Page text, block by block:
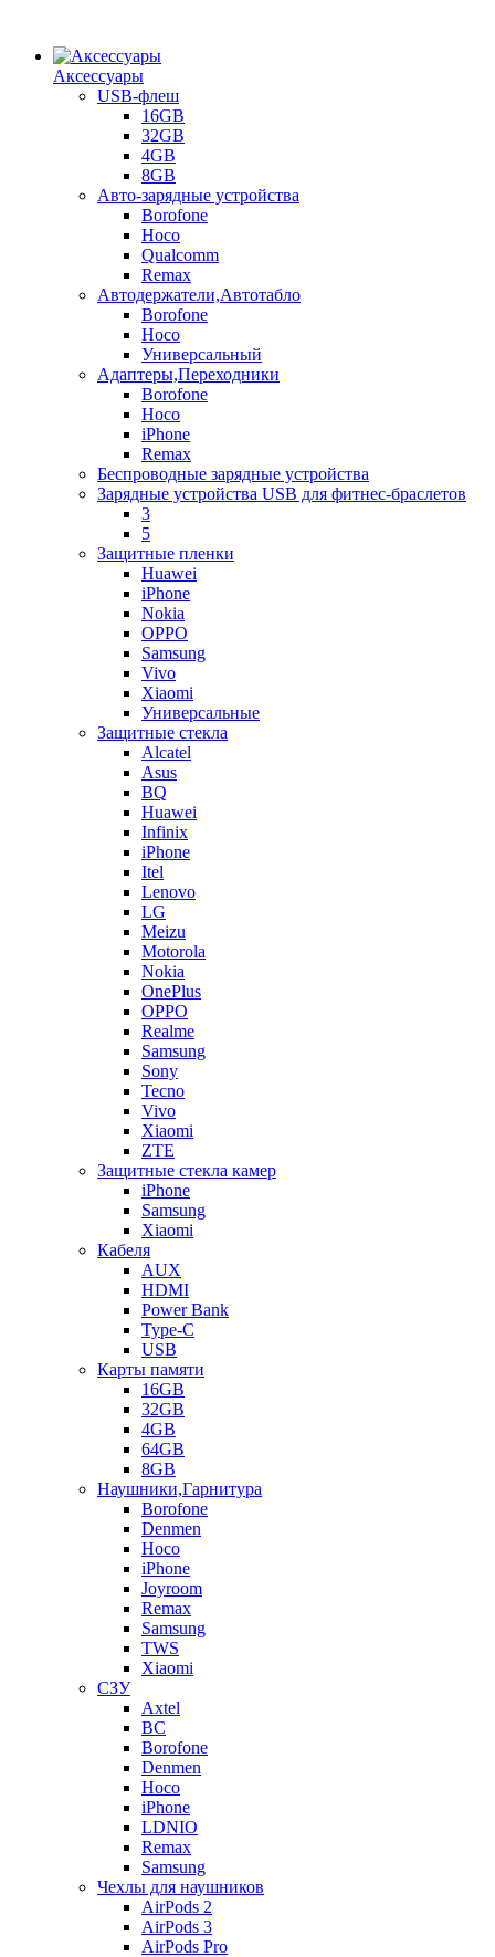
Аксессуары
USB-флеш
16GB
32GB
4GB
8GB
Авто-зарядные устройства
Borofone
Hoco
Qualcomm
Remax
Автодержатели,Автотабло
Borofone
Hoco
Универсальный
Адаптеры,Переходники
Borofone
Hoco
iPhone
Remax
Беспроводные зарядные устройства
Зарядные устройства USB для фитнес-браслетов
3
5
Защитные пленки
Huawei
iPhone
Nokia
OPPO
Samsung
Vivo
Xiaomi
Универсальные
Защитные стекла
Alcatel
Asus
BQ
Huawei
Infinix
iPhone
Itel
Lenovo
LG
Meizu
Motorola
Nokia
OnePlus
OPPO
Realme
Samsung
Sony
Tecno
Vivo
Xiaomi
ZTE
Защитные стекла камер
iPhone
Samsung
Xiaomi
Кабеля
AUX
HDMI
Power Bank
Type-C
USB
Карты памяти
16GB
32GB
4GB
64GB
8GB
Наушники,Гарнитура
Borofone
Denmen
Hoco
iPhone
Joyroom
Remax
Samsung
TWS
Xiaomi
СЗУ
Axtel
BC
Borofone
Denmen
Hoco
iPhone
LDNIO
Remax
Samsung
Чехлы для наушников
AirPods 2
AirPods 3
AirPods Pro